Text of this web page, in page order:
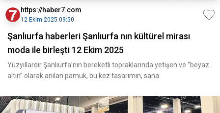
https://haber7.com
12 Ekim 2025 09:50
Şanlıurfa haberleri Şanlıurfa nın kültürel mirası
moda ile birleşti 12 Ekim 2025
Yüzyıllardır Şanlıurfa’nın bereketli topraklarında yetişen ve “beyaz
altın” olarak anılan pamuk, bu kez tasarımın, sana